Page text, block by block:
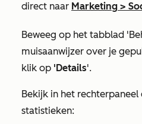
direct naar Marketing >
Beweeg op het tabblad
muisaanwijzer over je
klik op 'Details'.
Bekijk in het
statistieken: